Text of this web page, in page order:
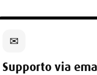
✉
Supporto via